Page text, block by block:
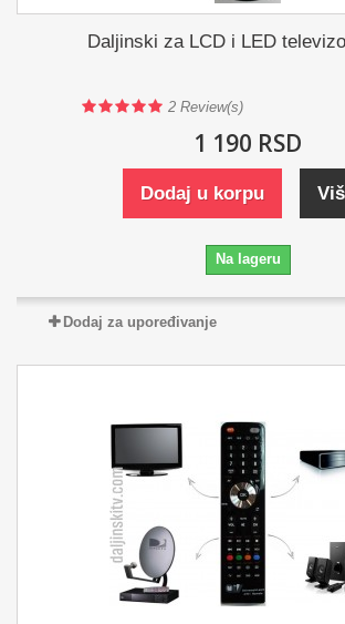
Daljinski za LCD i LED
2 Review(s)
1 190 RSD
Dodaj u korpu
Na lageru
Dodaj za upoređivanje